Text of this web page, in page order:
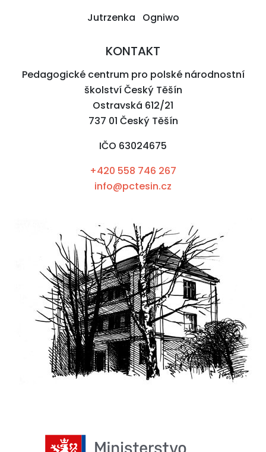
Jutrzenka Ogniwo
KONTAKT
Pedagogické centrum pro polské národnostní
školství Český Těšín
Ostravská 612/21
737 01 Český Těšín
IČO 63024675
+420 558 746 267
info@pctesin.cz